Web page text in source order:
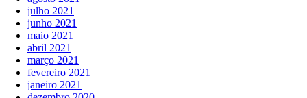
julho 2021
junho 2021
maio 2021
abril 2021
março 2021
fevereiro 2021
janeiro 2021